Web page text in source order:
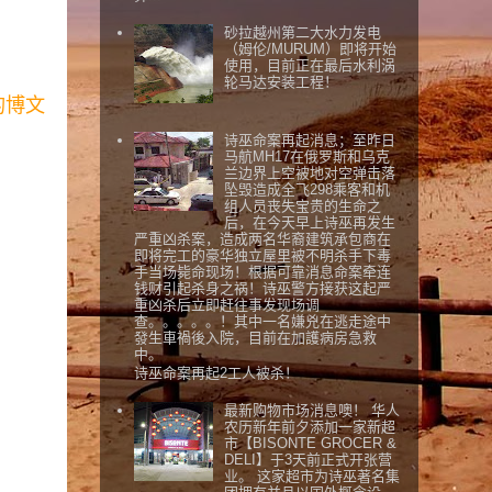
博文
砂拉越州第二大水力发电
（姆伦/MURUM）即将开始
使用，目前正在最后水利涡
轮马达安装工程！
诗巫命案再起消息；至昨日
马航MH17在俄罗斯和乌克
兰边界上空被地对空弹击落
坠毁造成全飞298乘客和机
组人员丧失宝贵的生命之
后，在今天早上诗巫再发生
严重凶杀案，造成两名华裔建筑承包商在
即将完工的豪华独立屋里被不明杀手下毒
手当场毙命现场！根据可靠消息命案牵连
钱财引起杀身之祸！诗巫警方接获这起严
重凶杀后立即赶往事发现场调
查。。。。。！其中一名嫌兇在逃走途中
發生車禍後入院，目前在加護病房急救
中。
诗巫命案再起2工人被杀！
最新购物市场消息噢！ 华人
农历新年前夕添加一家新超
市【BISONTE GROCER &
DELI】于3天前正式开张营
业。 这家超市为诗巫著名集